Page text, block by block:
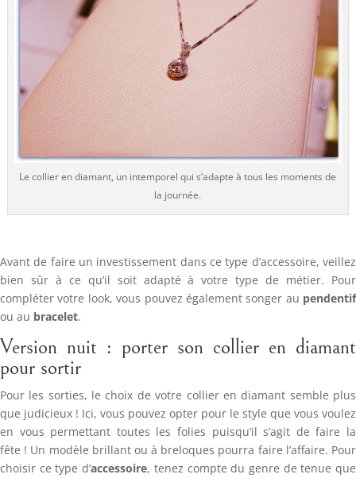
Le collier en diamant, un intemporel qui s’adapte à tous les moments de
la journée.
Avant de faire un investissement dans ce type d’accessoire, veillez
bien sûr à ce qu’il soit adapté à votre type de métier. Pour
compléter votre look, vous pouvez également songer au pendentif
ou au bracelet.
Version nuit : porter son collier en diamant
pour sortir
Pour les sorties, le choix de votre collier en diamant semble plus
que judicieux ! Ici, vous pouvez opter pour le style que vous voulez
en vous permettant toutes les folies puisqu’il s’agit de faire la
fête ! Un modèle brillant ou à breloques pourra faire l’affaire. Pour
choisir ce type d’accessoire, tenez compte du genre de tenue que